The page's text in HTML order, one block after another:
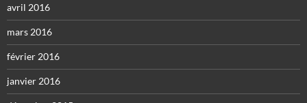
avril 2016
mars 2016
février 2016
janvier 2016